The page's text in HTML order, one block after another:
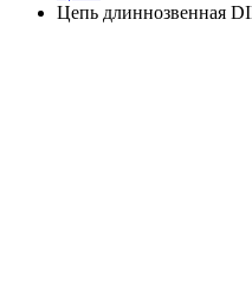
Цепь длиннозвенная